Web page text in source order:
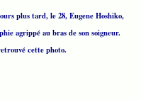
plus tard, le 28, Eugene Hoshiko,
agrippé au bras de son soigneur.
cette photo.